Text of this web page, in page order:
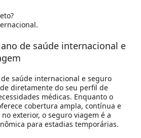
de saúde internacional e
saúde internacional e seguro
diretamente do seu perfil de
médicas. Enquanto o
cobertura ampla, contínua e
exterior, o seguro viagem é a
para estadias temporárias.